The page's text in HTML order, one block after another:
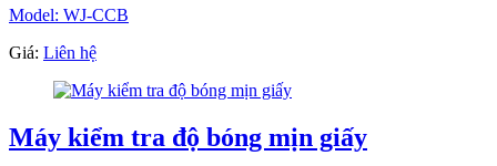
Model: WJ-CCB
Giá: Liên hệ
Máy kiểm tra độ bóng mịn giấy